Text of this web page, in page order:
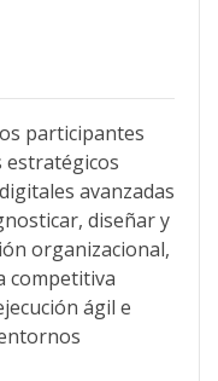
participantes
estratégicos
avanzadas
diseñar y
organizacional,
competitiva
ágil e